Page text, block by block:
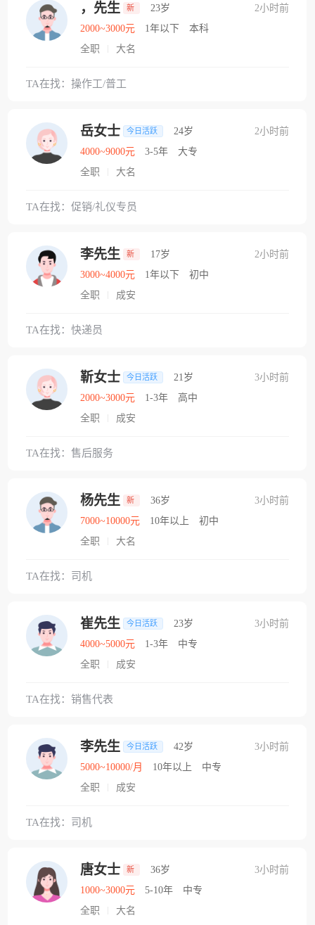
，先生 新 23岁
2小时前
2000~3000元
1年以下
本科
全职
大名
TA在找：操作工/普工
岳女士 今日活跃 24岁
2小时前
4000~9000元
3-5年
大专
全职
大名
TA在找：促销/礼仪专员
李先生 新 17岁
2小时前
3000~4000元
1年以下
初中
全职
成安
TA在找：快递员
靳女士 今日活跃 21岁
3小时前
2000~3000元
1-3年
高中
全职
成安
TA在找：售后服务
杨先生 新 36岁
3小时前
7000~10000元
10年以上
初中
全职
大名
TA在找：司机
崔先生 今日活跃 23岁
3小时前
4000~5000元
1-3年
中专
全职
成安
TA在找：销售代表
李先生 今日活跃 42岁
3小时前
5000~10000/月
10年以上
中专
全职
成安
TA在找：司机
唐女士 新 36岁
3小时前
1000~3000元
5-10年
中专
全职
大名